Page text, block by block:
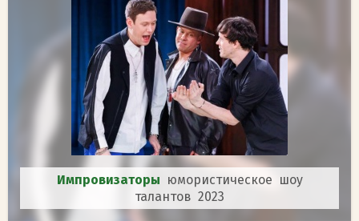
Импровизаторы юмористическое шоу
талантов 2023